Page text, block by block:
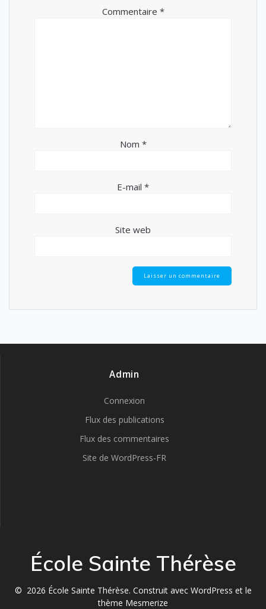
Commentaire *
Nom *
E-mail *
Site web
Admin
Connexion
Flux des publications
Flux des commentaires
Site de WordPress-FR
École Sainte Thérèse
© 2026 École Sainte Thérèse. Construit avec WordPress et le
thème Mesmerize